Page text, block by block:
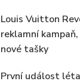
Louis Vuitton
reklamní
nové tašky
První událost léta